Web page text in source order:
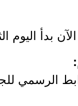
اليوم الثلاثاء
الرسمي